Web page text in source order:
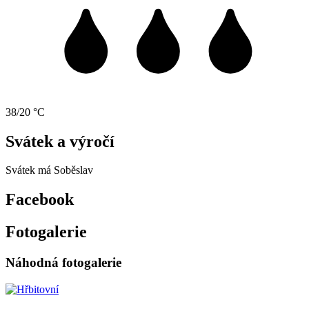
38/20 °C
Svátek a výročí
Svátek má Soběslav
Facebook
Fotogalerie
Náhodná fotogalerie